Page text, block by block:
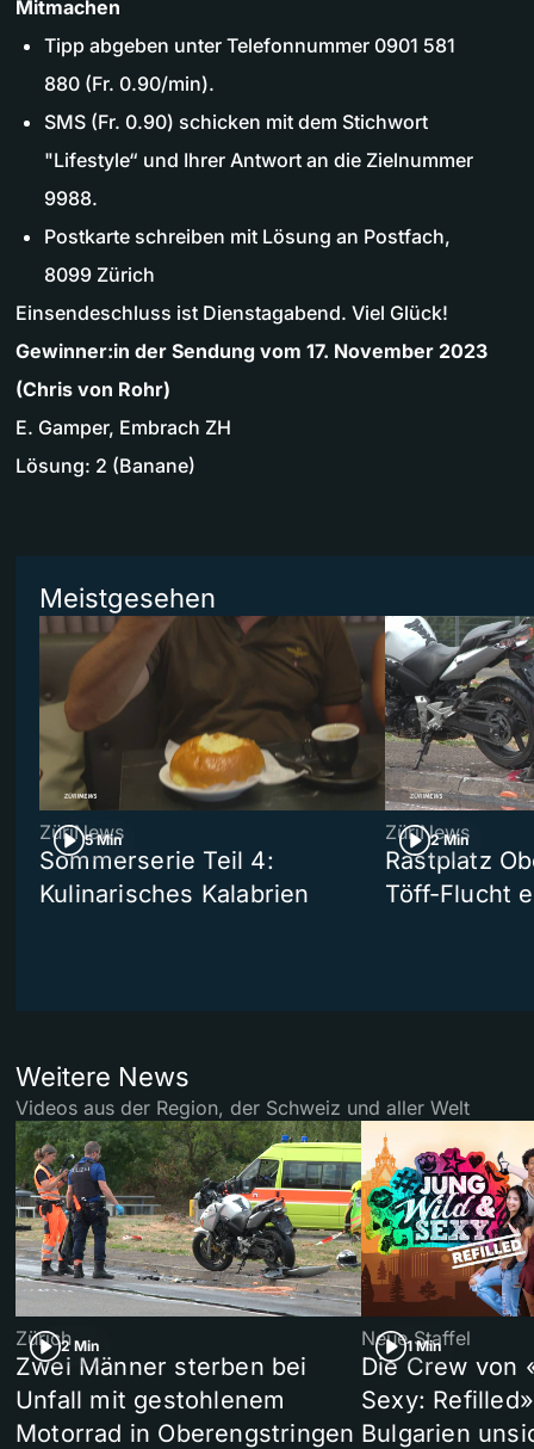
Mitmachen
Tipp abgeben unter Telefonnummer 0901 581
880 (Fr. 0.90/min).
SMS (Fr. 0.90) schicken mit dem Stichwort
"Lifestyle“ und Ihrer Antwort an die Zielnummer
9988.
Postkarte schreiben mit Lösung an Postfach,
8099 Zürich
Einsendeschluss ist Dienstagabend. Viel Glück!
Gewinner:in der Sendung vom 17. November 2023
(Chris von Rohr)
E. Gamper, Embrach ZH
Lösung: 2 (Banane)
Meistgesehen
5 Min
ZüriNews
Sommerserie Teil 4:
Kulinarisches Kalabrien
2 Min
ZüriNews
Rastplatz
Töff-Flucht
Weitere News
Videos aus der Region, der Schweiz und aller Welt
2 Min
Zürich
Zwei Männer sterben bei
Unfall mit gestohlenem
Motorrad in Oberengstringen
1 Min
Neue Staffel
Die Crew von
Sexy:
Bulgarien